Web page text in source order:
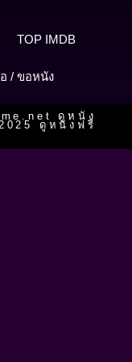
TOP IMDB
/ ขอหนัง
ดูหนัง
ดูหนังฟรี